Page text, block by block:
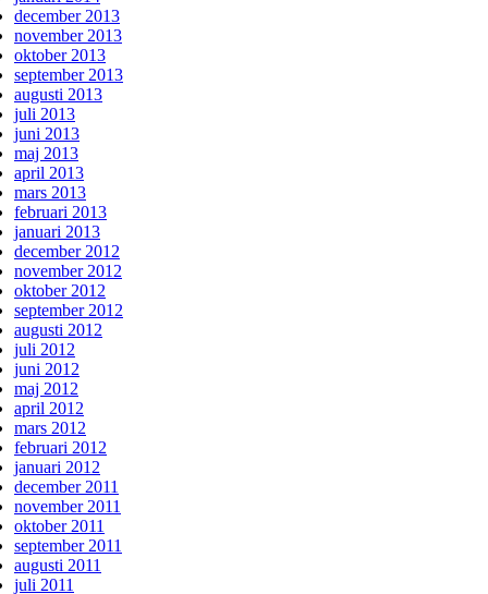
december 2013
november 2013
oktober 2013
september 2013
augusti 2013
juli 2013
juni 2013
maj 2013
april 2013
mars 2013
februari 2013
januari 2013
december 2012
november 2012
oktober 2012
september 2012
augusti 2012
juli 2012
juni 2012
maj 2012
april 2012
mars 2012
februari 2012
januari 2012
december 2011
november 2011
oktober 2011
september 2011
augusti 2011
juli 2011